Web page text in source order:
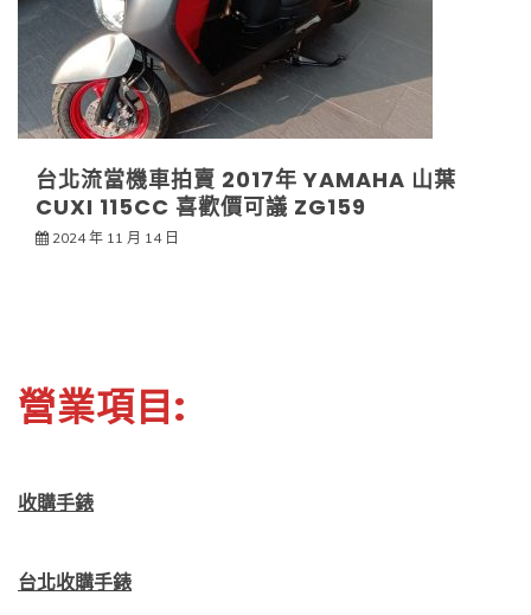
台北流當機車拍賣 2017年 YAMAHA 山葉
CUXI 115CC 喜歡價可議 ZG159
2024 年 11 月 14 日
營業項目:
收購手錶
台北收購手錶